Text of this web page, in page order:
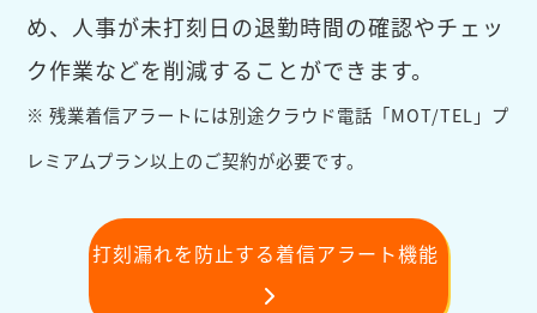
め、人事が未打刻日の退勤時間の確認やチェッ
ク作業などを削減することができます。
※ 残業着信アラートには別途クラウド電話「MOT/TEL」プ
レミアムプラン以上のご契約が必要です。
打刻漏れを防止する着信アラート機能